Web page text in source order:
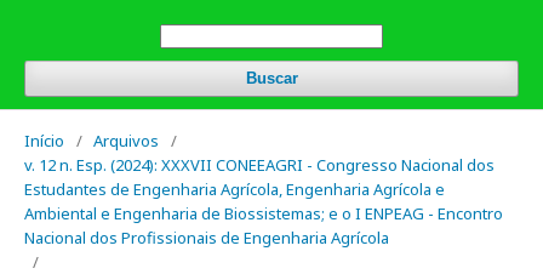
Buscar
Início / Arquivos
/
v. 12 n. Esp. (2024): XXXVII CONEEAGRI - Congresso Nacional dos
Estudantes de Engenharia Agrícola, Engenharia Agrícola e
Ambiental e Engenharia de Biossistemas; e o I ENPEAG - Encontro
Nacional dos Profissionais de Engenharia Agrícola
/